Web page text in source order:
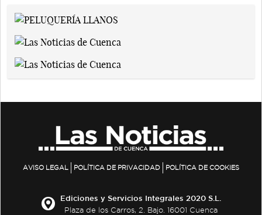
AVISO LEGAL POLÍTICA DE PRIVACIDAD POLÍTICA DE COOKIES
Ediciones y Servicios Integrales 2020 S.L.
Plaza de los Carros, 2. Bajo. 16001 Cuenca